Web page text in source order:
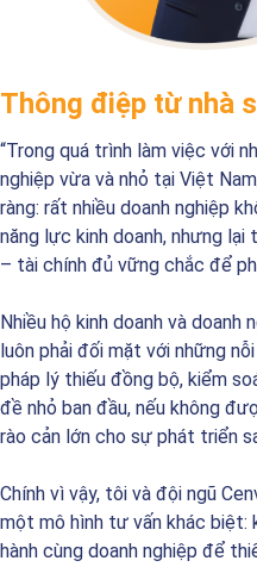
Thông điệp từ nhà
“Trong quá trình làm việc với
nghiệp vừa và nhỏ tại Việt
ràng: rất nhiều doanh nghiệp
năng lực kinh doanh, nhưng
– tài chính đủ vững chắc để
Nhiều hộ kinh doanh và doanh
luôn phải đối mặt với những
pháp lý thiếu đồng bộ, kiểm
đề nhỏ ban đầu, nếu không
rào cản lớn cho sự phát triển
Chính vì vậy, tôi và đội ngũ
một mô hình tư vấn khác
hành cùng doanh nghiệp để